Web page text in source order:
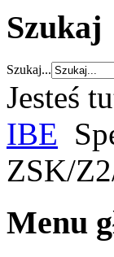
Szukaj
Szukaj...
Jesteś
IBE
ZSK/
Menu